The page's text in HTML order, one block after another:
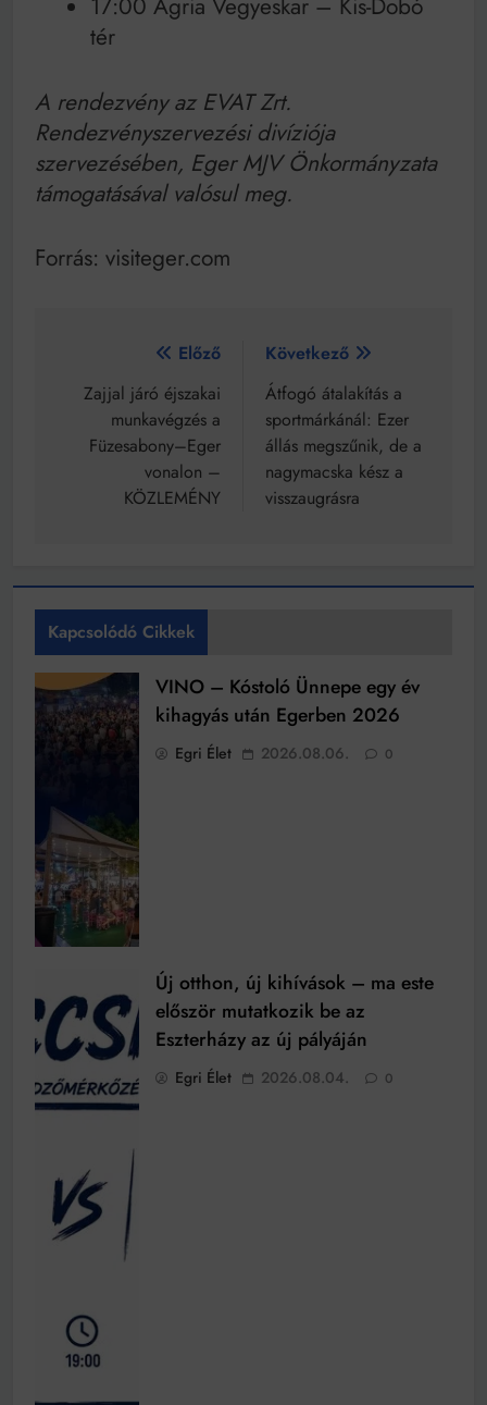
17:00 Agria Vegyeskar – Kis-Dobó
tér
A rendezvény az EVAT Zrt.
Rendezvényszervezési divíziója
szervezésében, Eger MJV Önkormányzata
támogatásával valósul meg.
Forrás: visiteger.com
Bejegyzés
navigáció
Előző
Zajjal járó éjszakai
munkavégzés a
Füzesabony–Eger
vonalon –
KÖZLEMÉNY
Következő
Átfogó átalakítás a
sportmárkánál: Ezer
állás megszűnik, de a
nagymacska kész a
visszaugrásra
Kapcsolódó Cikkek
VINO – Kóstoló Ünnepe egy év
kihagyás után Egerben 2026
Egri Élet 2026.08.06. 0
Új otthon, új kihívások – ma este
először mutatkozik be az
Eszterházy az új pályáján
Egri Élet 2026.08.04. 0